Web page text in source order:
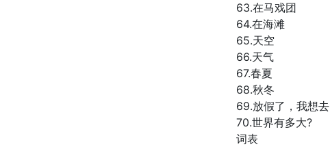
63.在马戏团
64.在海滩
65.天空
66.天气
67.春夏
68.秋冬
69.放假了，我想去
70.世界有多大?
词表